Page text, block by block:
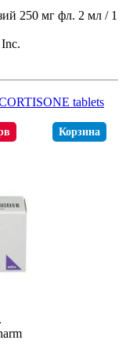
250 мг фл. 2 мл / 1
tablets
Корзина